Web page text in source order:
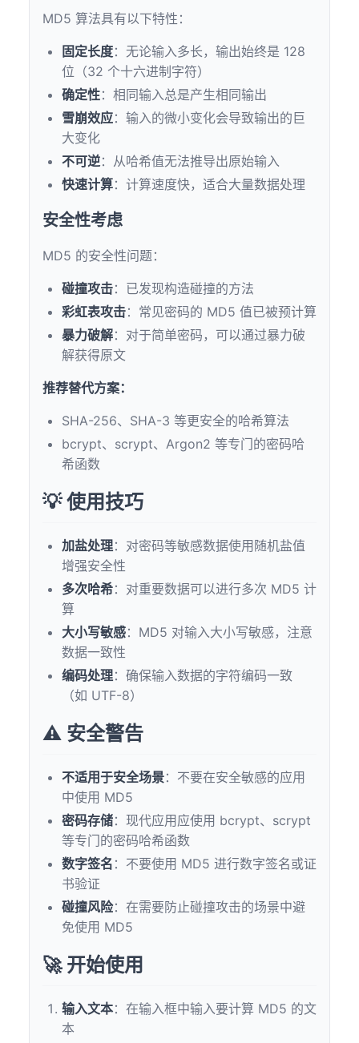
MD5 算法具有以下特性：
固定长度：无论输入多长，输出始终是 128
位（32 个十六进制字符）
确定性：相同输入总是产生相同输出
雪崩效应：输入的微小变化会导致输出的巨
大变化
不可逆：从哈希值无法推导出原始输入
快速计算：计算速度快，适合大量数据处理
安全性考虑
MD5 的安全性问题：
碰撞攻击：已发现构造碰撞的方法
彩虹表攻击：常见密码的 MD5 值已被预计算
暴力破解：对于简单密码，可以通过暴力破
解获得原文
推荐替代方案：
SHA-256、SHA-3 等更安全的哈希算法
bcrypt、scrypt、Argon2 等专门的密码哈
希函数
💡 使用技巧
加盐处理：对密码等敏感数据使用随机盐值
增强安全性
多次哈希：对重要数据可以进行多次 MD5 计
算
大小写敏感：MD5 对输入大小写敏感，注意
数据一致性
编码处理：确保输入数据的字符编码一致
（如 UTF-8）
⚠️ 安全警告
不适用于安全场景：不要在安全敏感的应用
中使用 MD5
密码存储：现代应用应使用 bcrypt、scrypt
等专门的密码哈希函数
数字签名 ：不要使用 MD5 进行数字签名或证
书验证
碰撞风险：在需要防止碰撞攻击的场景中避
免使用 MD5
🚀 开始使用
输入文本：在输入框中输入要计算 MD5 的文
本